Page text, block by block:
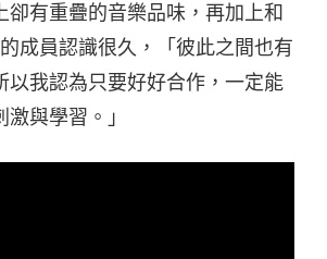
卻有重疊的音樂品味，再加上和
成員認識很久，「彼此之間也有
以我認為只要好好合作，一定能
與學習。」